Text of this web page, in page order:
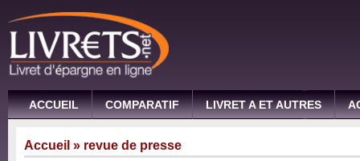
ACCUEIL COMPARATIF LIVRET A ET AUTRES
Accueil » revue de presse